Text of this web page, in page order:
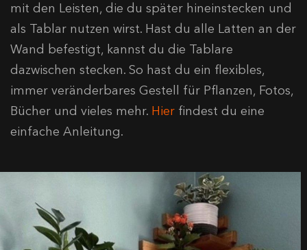
mit den Leisten, die du später hineinstecken und
als Tablar nutzen wirst. Hast du alle Latten an der
Wand befestigt, kannst du die Tablare
dazwischen stecken. So hast du ein flexibles,
immer veränderbares Gestell für Pflanzen, Fotos,
Bücher und vieles mehr. Hier findest du eine
einfache Anleitung.